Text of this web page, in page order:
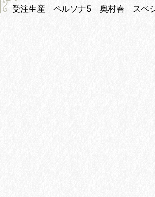
受注生産 ペルソナ5 奥村春 スペシ